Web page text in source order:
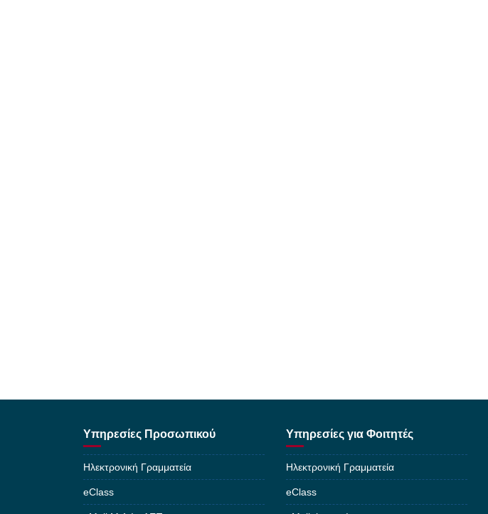
Υπηρεσίες Προσωπικού
Ηλεκτρονική Γραμματεία
eClass
Υπηρεσίες για Φοιτητές
Ηλεκτρονική Γραμματεία
eClass